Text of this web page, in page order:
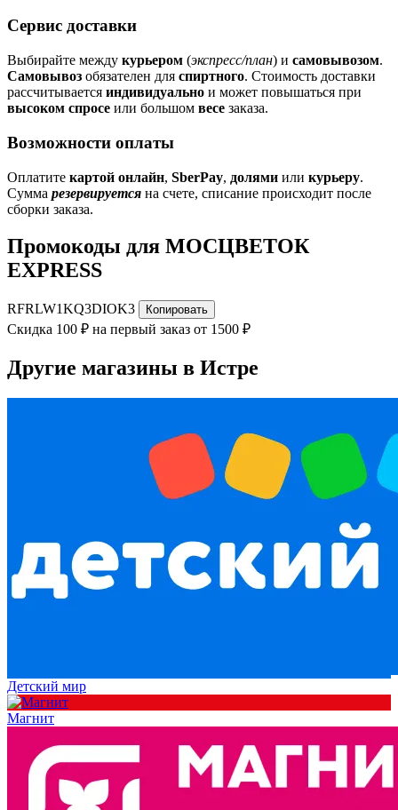
Сервис доставки
Выбирайте между курьером (экспресс/план) и самовывозом.
Самовывоз обязателен для спиртного. Стоимость доставки
рассчитывается индивидуально и может повышаться при
высоком спросе или большом весе заказа.
Возможности оплаты
Оплатите картой онлайн, SberPay, долями или курьеру.
Сумма резервируется на счете, списание происходит после
сборки заказа.
Промокоды для МОСЦВЕТОК
EXPRESS
RFRLW1KQ3DIOK3 Копировать
Скидка 100 ₽ на первый заказ от 1500 ₽
Другие магазины в Истре
Детский мир
Магнит